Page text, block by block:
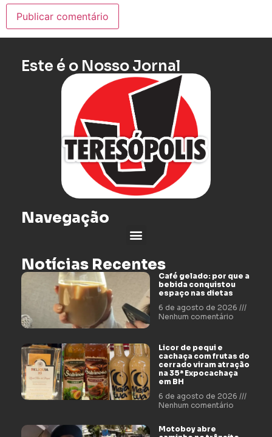
Este é o Nosso Jornal
Navegação
Notícias Recentes
Café gelado: por que a
bebida conquistou
espaço nas dietas
6 de agosto de 2026
Nenhum comentário
Licor de pequi e
cachaça com frutas do
cerrado viram atração
na 35ª Expocachaça
em BH
6 de agosto de 2026
Nenhum comentário
Motoboy abre